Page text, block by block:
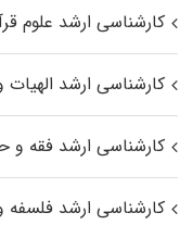
کارشناسی ارشد علوم
کارشناسی ارشد
کارشناسی ارشد فقه و
کارشناسی ارشد فلسفه